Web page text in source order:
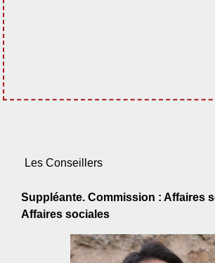
Les Conseillers
Suppléante. Commission : Affaires
Affaires sociales